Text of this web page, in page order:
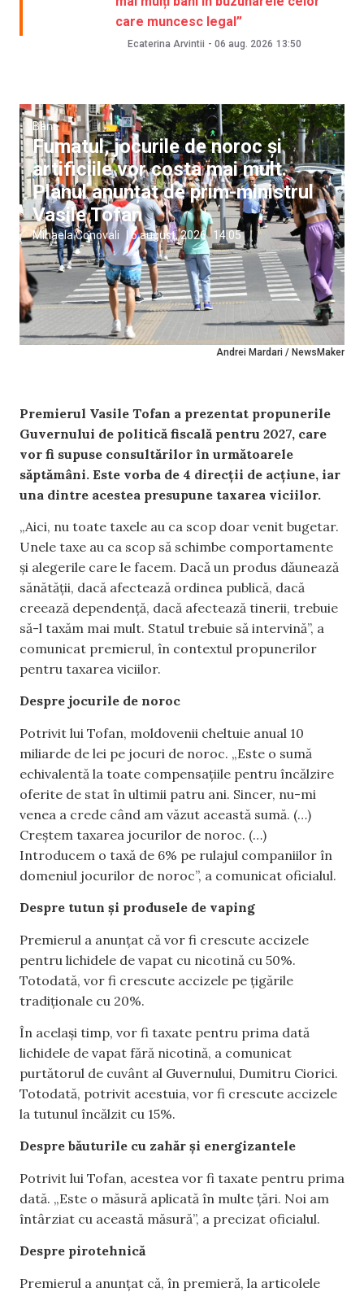
care muncesc legal”
Ecaterina Arvintii - 06 aug. 2026 13:50
Andrei Mardari / NewsMaker
Bani
Fumatul, jocurile de noroc și
artificiile vor costa mai mult.
Planul anunțat de prim-ministrul
Vasile Tofan
Mihaela Conovali | 6 august, 2026 14:05
Premierul Vasile Tofan a prezentat propunerile
Guvernului de politică fiscală pentru 2027, care
vor fi supuse consultărilor în următoarele
săptămâni. Este vorba de 4 direcții de acțiune, iar
una dintre acestea presupune taxarea viciilor.
„Aici, nu toate taxele au ca scop doar venit bugetar.
Unele taxe au ca scop să schimbe comportamente
și alegerile care le facem. Dacă un produs dăunează
sănătății, dacă afectează ordinea publică, dacă
creează dependență, dacă afectează tinerii, trebuie
să-l taxăm mai mult. Statul trebuie să intervină”, a
comunicat premierul, în contextul propunerilor
pentru taxarea viciilor.
Despre jocurile de noroc
Potrivit lui Tofan, moldovenii cheltuie anual 10
miliarde de lei pe jocuri de noroc. „Este o sumă
echivalentă la toate compensațiile pentru încălzire
oferite de stat în ultimii patru ani. Sincer, nu-mi
venea a crede când am văzut această sumă. (…)
Creștem taxarea jocurilor de noroc. (…)
Introducem o taxă de 6% pe rulajul companiilor în
domeniul jocurilor de noroc”, a comunicat oficialul.
Despre tutun și produsele de vaping
Premierul a anunțat că vor fi crescute accizele
pentru lichidele de vapat cu nicotină cu 50%.
Totodată, vor fi crescute accizele pe țigările
tradiționale cu 20%.
În același timp, vor fi taxate pentru prima dată
lichidele de vapat fără nicotină, a comunicat
purtătorul de cuvânt al Guvernului, Dumitru Ciorici.
Totodată, potrivit acestuia, vor fi crescute accizele
la tutunul încălzit cu 15%.
Despre băuturile cu zahăr și energizantele
Potrivit lui Tofan, acestea vor fi taxate pentru prima
dată. „Este o măsură aplicată în multe țări. Noi am
întârziat cu această măsură”, a precizat oficialul.
Despre pirotehnică
Premierul a anunțat că, în premieră, la articolele